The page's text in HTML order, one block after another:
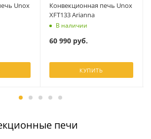
Unox
Конвекционная печь Unox
XFT133 Arianna
В наличии
60 990руб.
КУПИТЬ
печи